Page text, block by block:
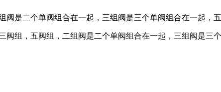
阀是二个单阀组合在一起，三组阀是三个单阀组合在一起，
阀组，五阀组，二组阀是二个单阀组合在一起，三组阀是三